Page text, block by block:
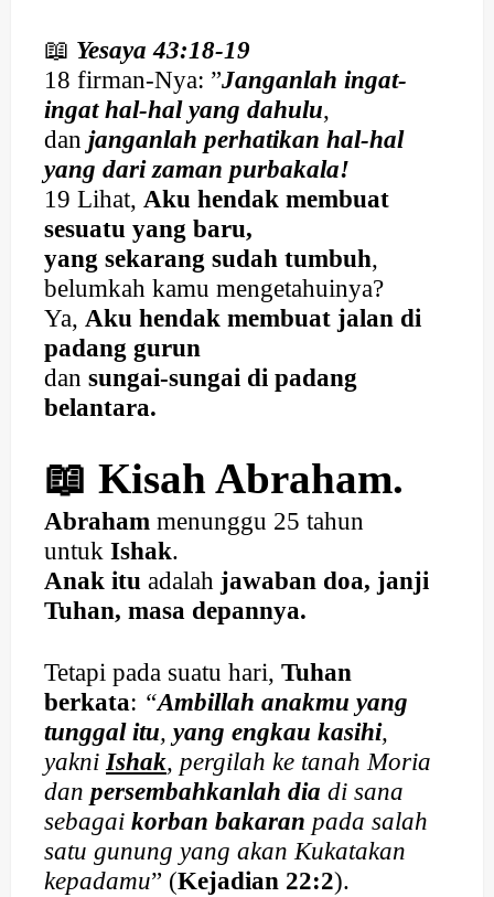
📖 Yesaya 43:18-19
18 firman-Nya: ”Janganlah ingat-
ingat hal-hal yang dahulu,
dan janganlah perhatikan hal-hal
yang dari zaman purbakala!
19 Lihat, Aku hendak membuat
sesuatu yang baru,
yang sekarang sudah tumbuh,
belumkah kamu mengetahuinya?
Ya, Aku hendak membuat jalan di
padang gurun
dan sungai-sungai di padang
belantara.
📖 Kisah Abraham.
Abraham menunggu 25 tahun
untuk Ishak.
Anak itu adalah jawaban doa, janji
Tuhan, masa depannya.
Tetapi pada suatu hari, Tuhan
berkata: “Ambillah anakmu yang
tunggal itu, yang engkau kasihi,
yakniIshak, pergilah ke tanah Moria
dan persembahkanlah dia di sana
sebagai korban bakaran pada salah
satu gunung yang akan Kukatakan
kepadamu” (Kejadian 22:2).